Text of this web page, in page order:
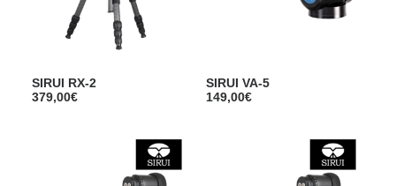
SIRUI RX-2
379,00€
SIRUI VA-5
149,00€